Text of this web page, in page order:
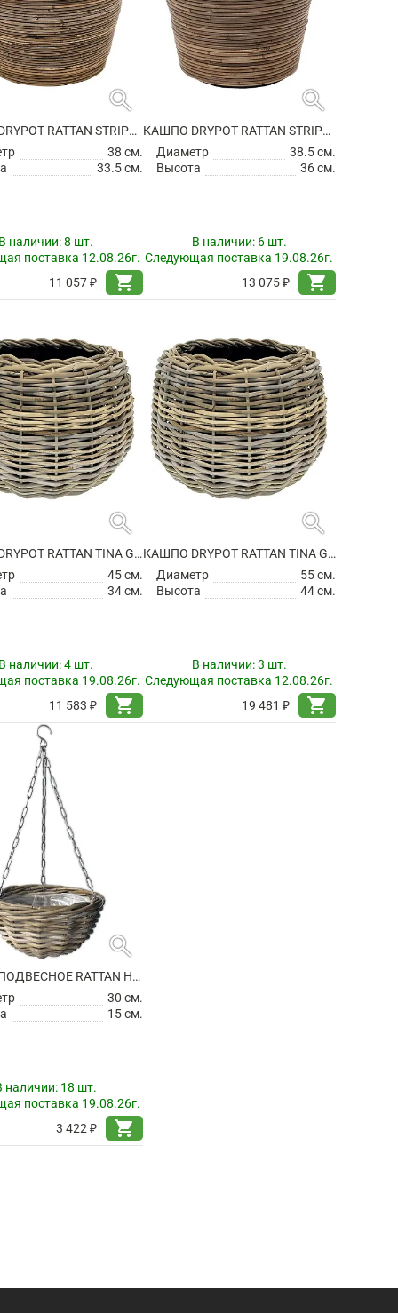
search
КАШПО DRYPOT RATTAN STRIPE ROUND GREY
38 см.
33.5 см.
наличии:8 шт.
поставка 12.08.26г.
11 057 ₽
shopping_cart
search
КАШПО DRYPOT RATTAN STRIPE ROUND GREY
Диаметр
38.5 см.
Высота
36 см.
В наличии: 6 шт.
Следующая поставка 19.08.26г.
13 075 ₽
shopping_cart
search
КАШПО DRYPOT RATTAN TINA GREY
45 см.
34 см.
наличии:4 шт.
поставка 19.08.26г.
11 583 ₽
shopping_cart
search
КАШПО DRYPOT RATTAN TINA GREY
Диаметр
55 см.
Высота
44 см.
В наличии:3 шт.
Следующая поставка 12.08.26г.
19 481 ₽
shopping_cart
search
КАШПО ПОДВЕСНОЕ RATTAN HANGING BASKET ANTIQUE GREY
30 см.
15 см.
наличии: 18 шт.
поставка 19.08.26г.
3 422 ₽
shopping_cart